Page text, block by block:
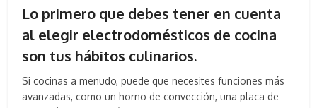
Lo primero que debes tener en cuenta
al elegir electrodomésticos de cocina
son tus hábitos culinarios.
Si cocinas a menudo, puede que necesites funciones más
avanzadas, como un horno de convección, una placa de